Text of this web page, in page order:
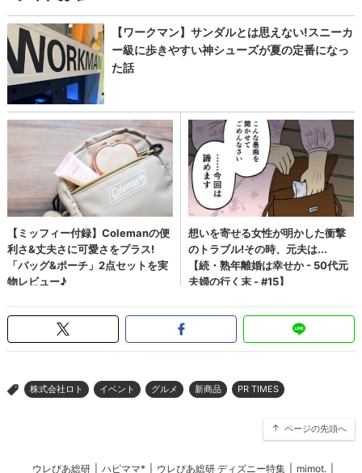
> 株式会社ロト イベント グルメ 新商品 PR TIMES
ページの先頭へ
ウレぴあ総研 ハピママ* ウレぴあ総研 ディズニー特集 mimot.